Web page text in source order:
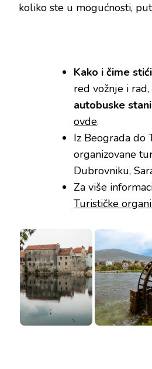
koliko ste u mogućnosti,
Kako i čime stići
red vožnje i
autobuske
ovde.
Iz Beograda do
organizovane
Dubrovniku,
Za više
Turističke